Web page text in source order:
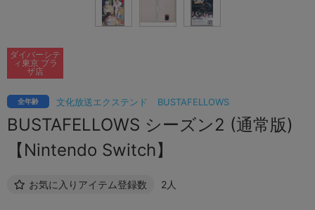
文化放送エクステンド BUSTAFELLOWS
全年齢
BUSTAFELLOWS シーズン2 (通常版)
【Nintendo Switch】
お気に入りアイテム登録数 2人
ダイバーシテ
ィ東京 プラ
ザ店